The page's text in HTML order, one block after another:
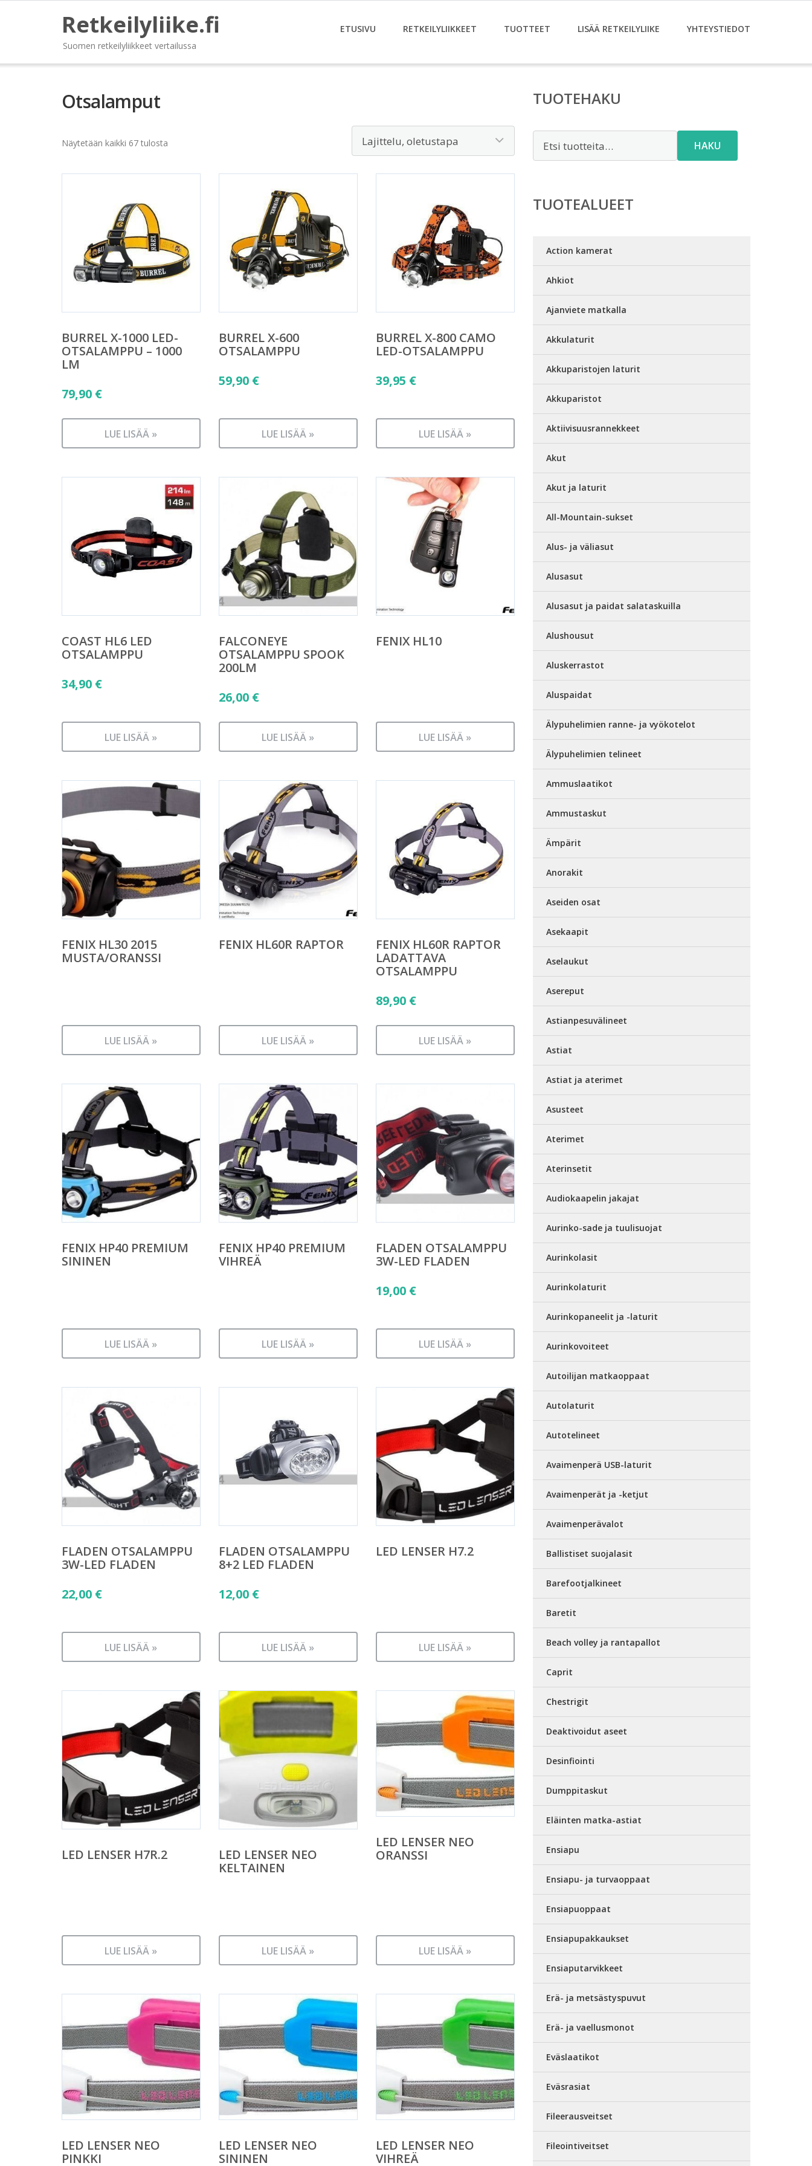
Retkeilyliike.fi
Suomen retkeilyliikkeet vertailussa
ETUSIVU RETKEILYLIIKKEET TUOTTEET LISÄÄ RETKEILYLIIKE YHTEYSTIEDOT
Otsalamput
Näytetään kaikki 67 tulosta
BURREL X-1000 LED-
OTSALAMPPU – 1000
LM
79,90 €
LUE LISÄÄ »
BURREL X-600
OTSALAMPPU
59,90 €
LUE LISÄÄ »
BURREL X-800 CAMO
LED-OTSALAMPPU
39,95 €
LUE LISÄÄ »
COAST HL6 LED
OTSALAMPPU
34,90 €
LUE LISÄÄ »
FALCONEYE
OTSALAMPPU SPOOK
200LM
26,00 €
LUE LISÄÄ »
FENIX HL10
LUE LISÄÄ »
FENIX HL30 2015
MUSTA/ORANSSI
LUE LISÄÄ »
FENIX HL60R RAPTOR
LUE LISÄÄ »
FENIX HL60R RAPTOR
LADATTAVA
OTSALAMPPU
89,90 €
LUE LISÄÄ »
FENIX HP40 PREMIUM
SININEN
LUE LISÄÄ »
FENIX HP40 PREMIUM
VIHREÄ
LUE LISÄÄ »
FLADEN OTSALAMPPU
3W-LED FLADEN
19,00 €
LUE LISÄÄ »
FLADEN OTSALAMPPU
3W-LED FLADEN
22,00 €
LUE LISÄÄ »
FLADEN OTSALAMPPU
8+2 LED FLADEN
12,00 €
LUE LISÄÄ »
LED LENSER H7.2
LUE LISÄÄ »
LED LENSER H7R.2
LUE LISÄÄ »
LED LENSER NEO
KELTAINEN
LUE LISÄÄ »
LED LENSER NEO
ORANSSI
LUE LISÄÄ »
LED LENSER NEO
PINKKI
LED LENSER NEO
SININEN
LED LENSER NEO
VIHREÄ
TUOTEHAKU
HAKU
TUOTEALUEET
Action kamerat
Ahkiot
Ajanviete matkalla
Akkulaturit
Akkuparistojen laturit
Akkuparistot
Aktiivisuusrannekkeet
Akut
Akut ja laturit
All-Mountain-sukset
Alus- ja väliasut
Alusasut
Alusasut ja paidat salataskuilla
Alushousut
Aluskerrastot
Aluspaidat
Älypuhelimien ranne- ja vyökotelot
Älypuhelimien telineet
Ammuslaatikot
Ammustaskut
Ämpärit
Anorakit
Aseiden osat
Asekaapit
Aselaukut
Asereput
Astianpesuvälineet
Astiat
Astiat ja aterimet
Asusteet
Aterimet
Aterinsetit
Audiokaapelin jakajat
Aurinko-sade ja tuulisuojat
Aurinkolasit
Aurinkolaturit
Aurinkopaneelit ja -laturit
Aurinkovoiteet
Autoilijan matkaoppaat
Autolaturit
Autotelineet
Avaimenperä USB-laturit
Avaimenperät ja -ketjut
Avaimenperävalot
Ballistiset suojalasit
Barefootjalkineet
Baretit
Beach volley ja rantapallot
Caprit
Chestrigit
Deaktivoidut aseet
Desinfiointi
Dumppitaskut
Eläinten matka-astiat
Ensiapu
Ensiapu- ja turvaoppaat
Ensiapuoppaat
Ensiapupakkaukset
Ensiaputarvikkeet
Erä- ja metsästyspuvut
Erä- ja vaellusmonot
Eväslaatikot
Eväsrasiat
Fileerausveitset
Fileointiveitset